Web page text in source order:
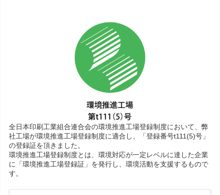
全日本印刷工業組合連合会の環境推進工場登録制度において、弊
社工場が環境推進工場登録制度に適合し、「登録番号t111(5)号」
の登録証を頂きました。
環境推進工場登録制度とは、環境対応が一定レベルに達した企業
に「環境推進工場登録証」を発行し、環境活動を支援するもので
す。